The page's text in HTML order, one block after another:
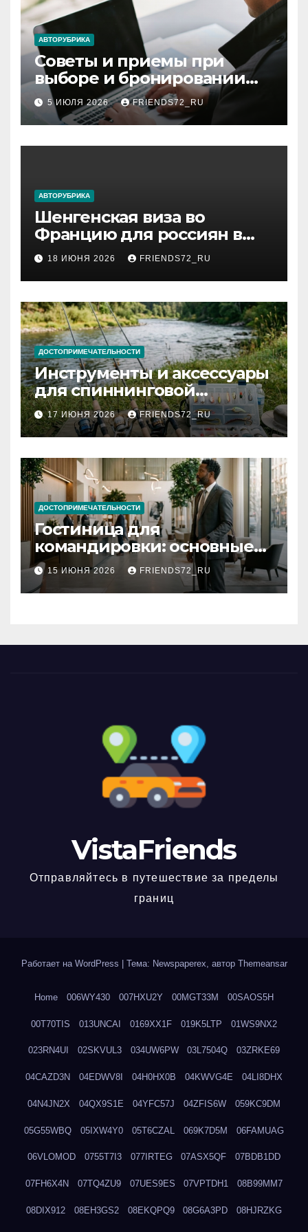
АВТОРУБРИКА
Советы и приемы при
выборе и бронировании
авиабилетов
5 ИЮЛЯ 2026 FRIENDS72_RU
АВТОРУБРИКА
Шенгенская виза во
Францию для россиян в
2026 году: сроки от 3 дней
и список необходимых
документов
18 ИЮНЯ 2026 FRIENDS72_RU
ДОСТОПРИМЕЧАТЕЛЬНОСТИ
Инструменты и аксессуары
для спиннинговой
рыбалки: назначение и
типы
17 ИЮНЯ 2026 FRIENDS72_RU
ДОСТОПРИМЕЧАТЕЛЬНОСТИ
Гостиница для
командировки: основные
критерии выбора
15 ИЮНЯ 2026 FRIENDS72_RU
VistaFriends
Отправляйтесь в путешествие за пределы
границ
Работает на WordPress Тема: Newspaperex, автор Themeansar
Home 006WY430 007HXU2Y 00MGT33M 00SAOS5H
00T70TIS 013UNCAI 0169XX1F 019K5LTP 01WS9NX2
023RN4UI 02SKVUL3 034UW6PW 03L7504Q 03ZRKE69
04CAZD3N 04EDWV8I 04H0HX0B 04KWVG4E 04LI8DHX
04N4JN2X 04QX9S1E 04YFC57J 04ZFIS6W 059KC9DM
05G55WBQ 05IXW4Y0 05T6CZAL 069K7D5M 06FAMUAG
06VLOMOD 0755T7I3 077IRTEG 07ASX5QF 07BDB1DD
07FH6X4N 07TQ4ZU9 07UES9ES 07VPTDH1 08B99MM7
08DIX912 08EH3GS2 08EKQPQ9 08G6A3PD 08HJRZKG